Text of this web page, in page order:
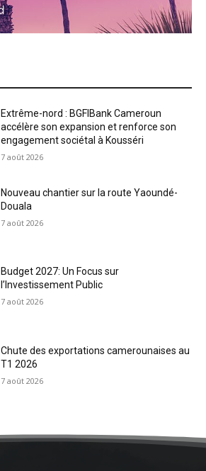
Extrême-nord : BGFIBank Cameroun
accélère son expansion et renforce son
engagement sociétal à Kousséri
7 août 2026
Nouveau chantier sur la route Yaoundé-
Douala
7 août 2026
Budget 2027: Un Focus sur
l’Investissement Public
7 août 2026
Chute des exportations camerounaises au
T1 2026
7 août 2026